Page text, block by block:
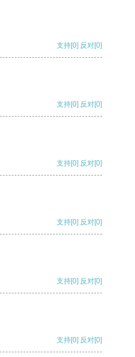
支持[0] 反对[0]
支持[0] 反对[0]
支持[0] 反对[0]
支持[0] 反对[0]
支持[0] 反对[0]
支持[0] 反对[0]